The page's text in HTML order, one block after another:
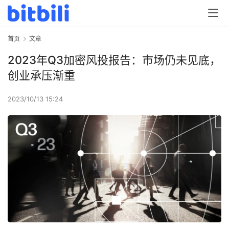
首页 文章
2023年Q3加密风投报告：市场仍未见底，
创业承压渐重
2023/10/13 15:24